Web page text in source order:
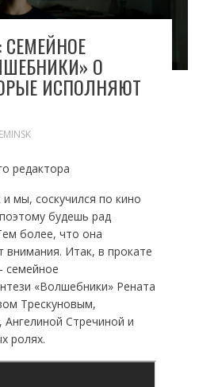
СЕМЕЙНОЕ
О
ИСПОЛНЯЮТ
редактора
мы, соскучился по кино
будешь рад
более, что она
внимания. Итак, в прокате
семейное
«Волшебники» Рената
Трескуновым,
Стречиной и
ролях.